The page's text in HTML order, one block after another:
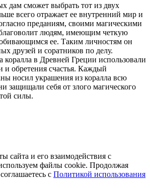
дам сможет выбрать тот из двух
всего отражает ее внутренний мир и
преданиям, своими магическими
людям, имеющим четкую
ее. Таким личностям он
друзей и соратников по делу.
коралла в Древней Греции использовали
и обретения счастья. Каждый
носил украшения из коралла всю
защищали себя от злого магического
силы.
сайта и его взаимодействия с
файлы cookie. Продолжая
с Политикой использования